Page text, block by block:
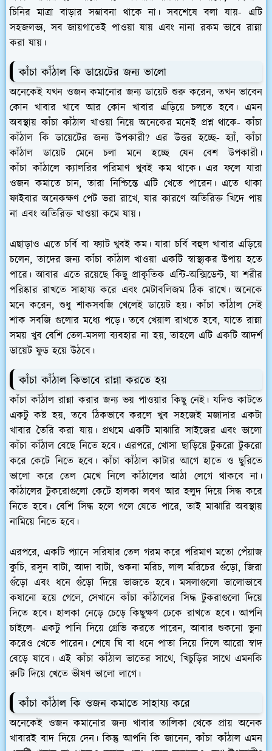
চিনির মাত্রা বাড়ার সম্ভাবনা থাকে না। সবশেষে বলা যায়- এটি
সহজলভ্য, সব জায়গাতেই পাওয়া যায় এবং নানা রকম ভাবে রান্না
করা যায়।
কাঁচা কাঁঠাল কি ডায়েটের জন্য ভালো
অনেকেই যখন ওজন কমানোর জন্য ডায়েট শুরু করেন, তখন ভাবেন
কোন খাবার খাবে আর কোন খাবার এড়িয়ে চলতে হবে। এমন
অবস্থায় কাঁচা কাঁঠাল খাওয়া নিয়ে অনেকের মনেই প্রশ্ন থাকে- কাঁচা
কাঁঠাল কি ডায়েটের জন্য উপকারী? এর উত্তর হচ্ছে- হ্যাঁ, কাঁচা
কাঁঠাল ডায়েট মেনে চলা মনে হচ্ছে যেন বেশ উপকারী।
কাঁচা কাঁঠালে ক্যালরির পরিমাণ খুবই কম থাকে। এর ফলে যারা
ওজন কমাতে চান, তারা নিশ্চিন্তে এটি খেতে পারেন। এতে থাকা
ফাইবার অনেকক্ষণ পেট ভরা রাখে, যার কারণে অতিরিক্ত খিদে পায়
না এবং অতিরিক্ত খাওয়া কমে যায়।
এছাড়াও এতে চর্বি বা ফ্যাট খুবই কম। যারা চর্বি বহুল খাবার এড়িয়ে
চলেন, তাদের জন্য কাঁচা কাঁঠাল খাওয়া একটি স্বাস্থ্যকর উপায় হতে
পারে। আবার এতে রয়েছে কিছু প্রাকৃতিক এন্টি-অক্সিডেন্ট, যা শরীর
পরিষ্কার রাখতে সাহায্য করে এবং মেটাবলিজম ঠিক রাখে। অনেকে
মনে করেন, শুধু শাকসবজি খেলেই ডায়েট হয়। কাঁচা কাঁঠাল সেই
শাক সবজি গুলোর মধ্যে পড়ে। তবে খেয়াল রাখতে হবে, যাতে রান্না
সময় খুব বেশি তেল-মসলা ব্যবহার না হয়, তাহলে এটি একটি আদর্শ
ডায়েট ফুড হয়ে উঠবে।
কাঁচা কাঁঠাল কিভাবে রান্না করতে হয়
কাঁচা কাঁঠাল রান্না করার জন্য ভয় পাওয়ার কিছু নেই। যদিও কাটতে
একটু কষ্ট হয়, তবে ঠিকভাবে করলে খুব সহজেই মজাদার একটা
খাবার তৈরি করা যায়। প্রথমে একটি মাঝারি সাইজের এবং ভালো
কাঁচা কাঁঠাল বেছে নিতে হবে। এরপরে, খোসা ছাড়িয়ে টুকরো টুকরো
করে কেটে নিতে হবে। কাঁচা কাঁঠাল কাটার আগে হাতে ও ছুরিতে
ভালো করে তেল মেখে নিলে কাঁঠালের আঠা লেগে থাকবে না।
কাঁঠালের টুকরোগুলো কেটে হালকা লবণ আর হলুদ দিয়ে সিদ্ধ করে
নিতে হবে। বেশি সিদ্ধ হলে গলে যেতে পারে, তাই মাঝারি অবস্থায়
নামিয়ে নিতে হবে।
এরপরে, একটি প্যানে সরিষার তেল গরম করে পরিমাণ মতো পেঁয়াজ
কুচি, রসুন বাটা, আদা বাটা, শুকনা মরিচ, লাল মরিচের গুঁড়ো, জিরা
গুঁড়ো এবং ধনে গুঁড়ো দিয়ে ভাজতে হবে। মসলাগুলো ভালোভাবে
কষানো হয়ে গেলে, সেখানে কাঁচা কাঁঠালের সিদ্ধ টুকরাগুলো দিয়ে
দিতে হবে। হালকা নেড়ে চেড়ে কিছুক্ষণ ঢেকে রাখতে হবে। আপনি
চাইলে- একটু পানি দিয়ে গ্রেভি করতে পারেন, আবার শুকনো ভুনা
করেও খেতে পারেন। শেষে ঘি বা ধনে পাতা দিয়ে দিলে আরো স্বাদ
বেড়ে যাবে। এই কাঁচা কাঁঠাল ভাতের সাথে, খিচুড়ির সাথে এমনকি
রুটি দিয়ে খেতে ভীষণ ভালো লাগে।
কাঁচা কাঁঠাল কি ওজন কমাতে সাহায্য করে
অনেকেই ওজন কমানোর জন্য খাবার তালিকা থেকে প্রায় অনেক
খাবারই বাদ দিয়ে দেন। কিন্তু আপনি কি জানেন, কাঁচা কাঁঠাল এমন